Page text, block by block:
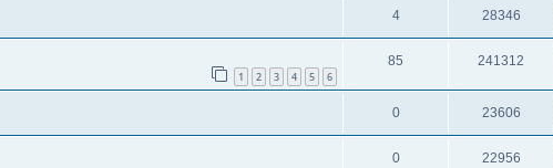
4 28346
1 2 3 4 5 6
85 241312
0 23606
0 22956